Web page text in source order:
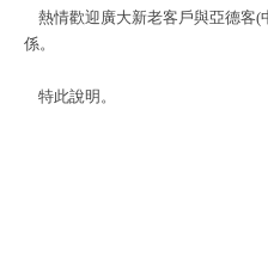
熱情歡迎廣大新老客戶與亞德客(
係。
特此說明。